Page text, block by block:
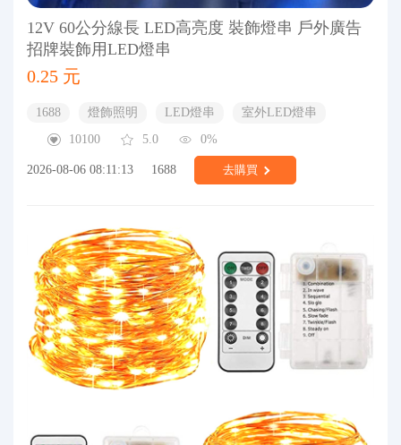
12V 60公分線長 LED高亮度 裝飾燈串 戶外廣告
招牌裝飾用LED燈串
0.25 元
1688 燈飾照明 LED燈串
室外LED燈串
10100
5.0 0%
2026-08-06 08:11:13 1688 去購買